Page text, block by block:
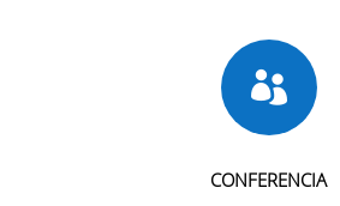

CONFERENCIA